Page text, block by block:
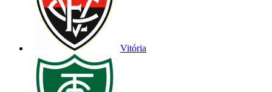
Vitória